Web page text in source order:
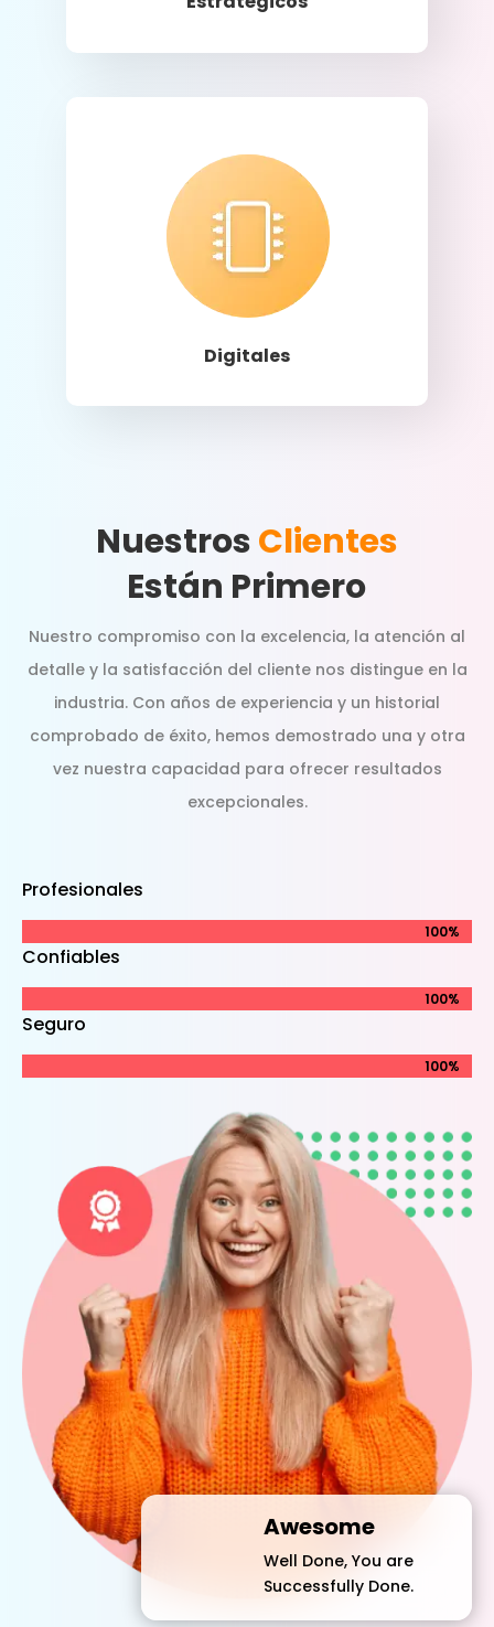
Digitales
Llamar
NuestrosClientes
Están Primero
Nuestro compromiso con la excelencia, la atención al
detalle y la satisfacción del cliente nos distingue en la
industria. Con años de experiencia y un historial
comprobado de éxito, hemos demostrado una y otra
vez nuestra capacidad para ofrecer resultados
excepcionales.
Profesionales
100%
100%
Confiables
100%
100%
Seguro
100%
100%
Awesome
Well Done, You are
Successfully Done.